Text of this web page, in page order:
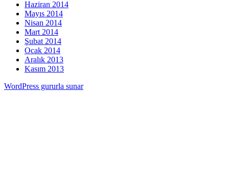
Haziran 2014
Mayıs 2014
Nisan 2014
Mart 2014
Şubat 2014
Ocak 2014
Aralık 2013
Kasım 2013
WordPress gururla sunar